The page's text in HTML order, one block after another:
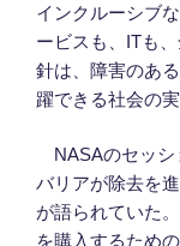
インクルーシブ
ービスも、ITも
針は、障害のあ
躍できる社会の
NASAのセッシ
バリアが除去を
が語られていた
を購入するため